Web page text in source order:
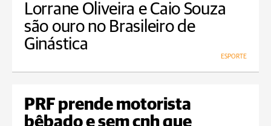
Lorrane Oliveira e Caio Souza
são ouro no Brasileiro de
Ginástica
ESPORTE
PRF prende motorista
bêbado e sem cnh que